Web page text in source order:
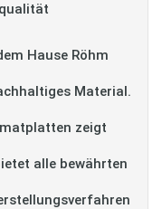
Hause Röhm
Material.
zeigt
alle bewährten